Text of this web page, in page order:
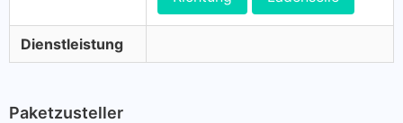
Dienstleistung
Paketzusteller